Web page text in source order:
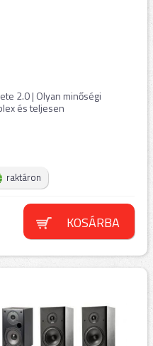
2.0 | Olyan minőségi
és teljesen
raktáron
KOSÁRBA